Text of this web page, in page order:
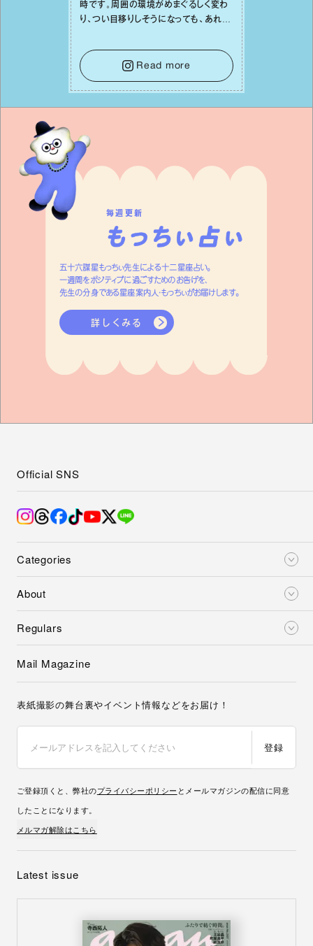
時です。周囲の環境がめまぐるしく変わ
り、つい⽬移りしそうになっても、あれこ
をそっと⼿放し、⽬の前のことに集中しま
しょう。そのブレない決意が、あなたにと
って有意義で安定した成果を引き寄せま
す。
Read more
毎週更新
五十六謀星もっちぃ先生による十二星座占い。
一週間をポジティブに過ごすためのお告げを、
先生の分身である星座案内人・もっちぃがお届けします。
詳しくみる
Categories
About
Regulars
Official SNS
Mail Magazine
表紙撮影の舞台裏やイベント情報などをお届け！
登録
ご登録頂くと、弊社のプライバシーポリシー とメールマガジンの配信に同意
したことになります。
メルマガ解除はこちら
Latest issue